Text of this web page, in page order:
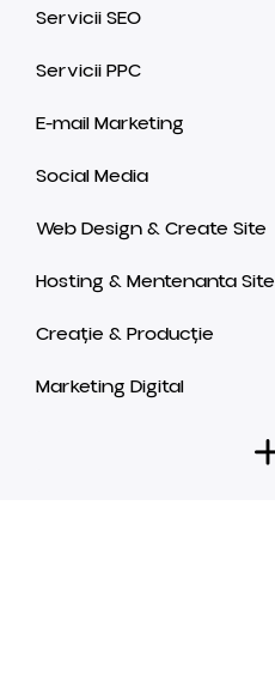
Servicii SEO
Servicii PPC
E-mail Marketing
Social Media
Web Design & Create Site
Hosting & Mentenanta Site
Creație & Producție
Marketing Digital